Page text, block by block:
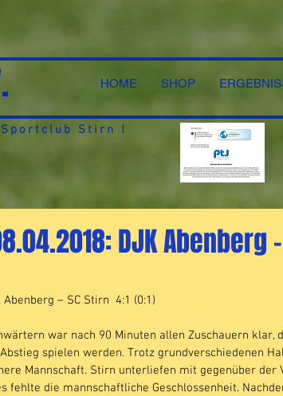
HOME SHOP
Stirn !
DJK Abenberg
– SC Stirn  4:1 (0:1)
war nach 90 Minuten allen Zuschauern klar,
spielen werden. Trotz grundverschiedenen
Mannschaft. Stirn unterliefen mit gegenüber der
fehlte die mannschaftliche Geschlossenheit.